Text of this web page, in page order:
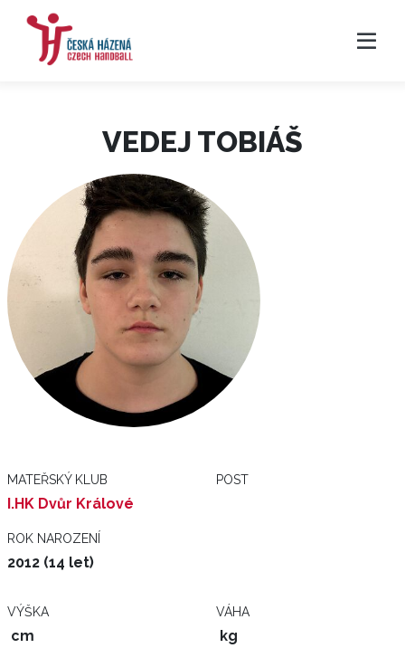
VEDEJ TOBIÁŠ
MATEŘSKÝ KLUB
I.HK Dvůr Králové
POST
ROK NAROZENÍ
2012 (14 let)
VÝŠKA
cm
VÁHA
kg